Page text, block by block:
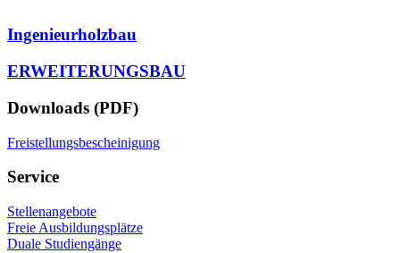
Ingenieurholzbau
ERWEITERUNGSBAU
Downloads (PDF)
Freistellungsbescheinigung
Service
Stellenangebote
Freie Ausbildungsplätze
Duale Studiengänge